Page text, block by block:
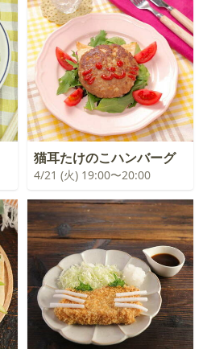
猫耳たけのこハンバーグ
4/21 (火) 19:00〜20:00